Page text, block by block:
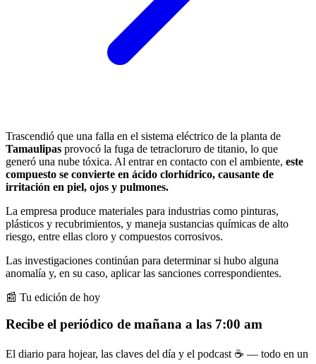
Trascendió que una falla en el sistema eléctrico de la planta de
Tamaulipas provocó la fuga de tetracloruro de titanio, lo que
generó una nube tóxica. Al entrar en contacto con el ambiente, este
compuesto se convierte en ácido clorhídrico, causante de
irritación en piel, ojos y pulmones.
La empresa produce materiales para industrias como pinturas,
plásticos y recubrimientos, y maneja sustancias químicas de alto
riesgo, entre ellas cloro y compuestos corrosivos.
Las investigaciones continúan para determinar si hubo alguna
anomalía y, en su caso, aplicar las sanciones correspondientes.
📰 Tu edición de hoy
Recibe el periódico de mañana a las 7:00 am
El diario para hojear, las claves del día y el podcast ☕ — todo en un